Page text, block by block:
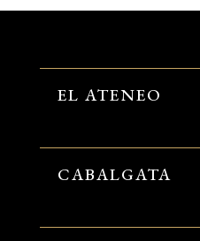
EL ATENEO
CABALGATA